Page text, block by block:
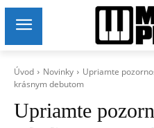
Úvod Novinky
Upriamte
krásnym debutom
Upriamte